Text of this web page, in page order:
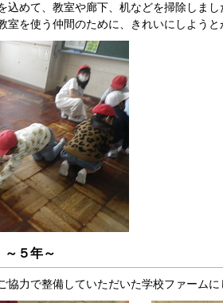
めて、教室や廊下、机などを掃除しま
室を使う仲間のために、きれいにしよう
５年～
力で整備していただいた学校ファーム